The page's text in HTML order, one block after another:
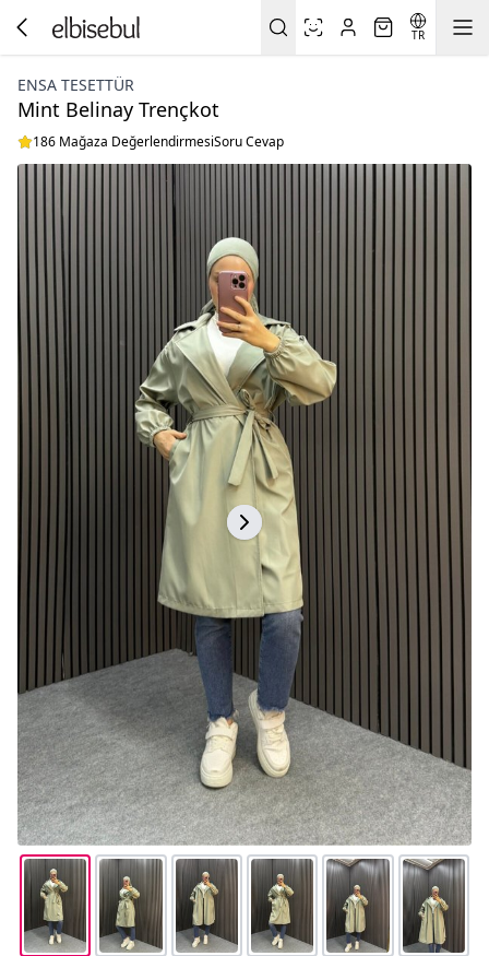
TR
ENSA TESETTÜR
Mint Belinay Trençkot
186 Mağaza DeğerlendirmesiSoru Cevap